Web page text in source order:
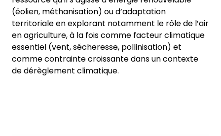
(éolien, méthanisation) ou d’adaptation
territoriale en explorant notamment le rôle de l’air
en agriculture, à la fois comme facteur climatique
essentiel (vent, sécheresse, pollinisation) et
comme contrainte croissante dans un contexte
de dérèglement climatique.